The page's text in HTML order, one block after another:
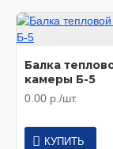
Балка
камеры Б-5
0.00 р./шт.
КУПИТЬ